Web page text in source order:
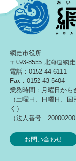
網走市役所
〒093-8555 北海道網
電話：0152-44-6111
Fax：0152-43-5404
業務時間：月曜日から
（土曜日、日曜日、
く）
（法人番号
お問い合わせ